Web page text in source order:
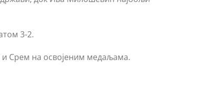
3-2.
Срем на освојеним медаљама.